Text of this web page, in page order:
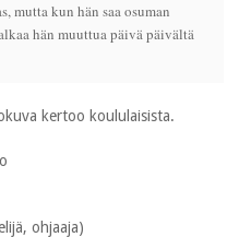
mutta kun hän saa osuman
hän muuttua päivä päivältä
kertoo koululaisista.
ohjaaja)